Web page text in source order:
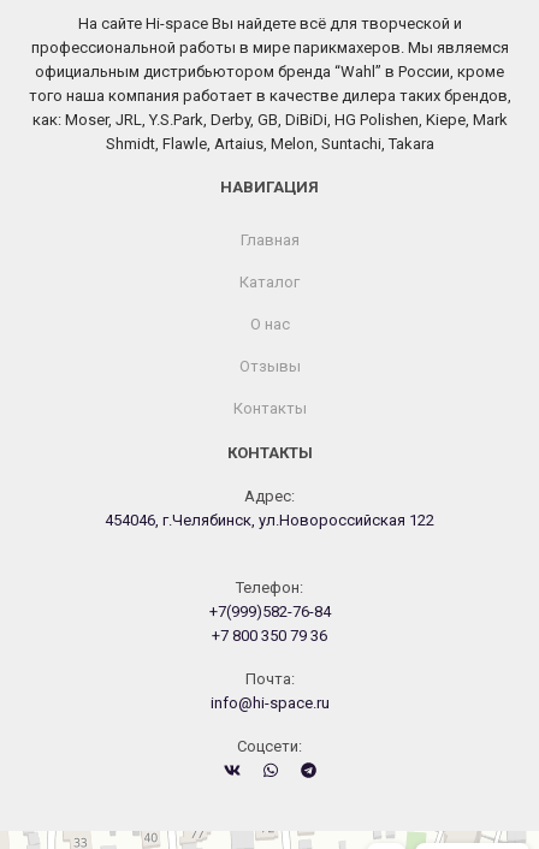
На сайте Hi-space Вы найдете всё для творческой и
профессиональной работы в мире парикмахеров. Мы являемся
официальным дистрибьютором бренда “Wahl” в России, кроме
того наша компания работает в качестве дилера таких брендов,
как: Moser, JRL, Y.S.Park, Derby, GB, DiBiDi, HG Polishen, Kiepe, Mark
Shmidt, Flawle, Artaius, Melon, Suntachi, Takara
НАВИГАЦИЯ
Главная
Каталог
О нас
Отзывы
Контакты
КОНТАКТЫ
Адрес:
454046, г.Челябинск, ул.Новороссийская 122
Телефон:
+7(999)582-76-84
+7 800 350 79 36
Почта:
info@hi-space.ru
Cоцсети:
Челябинск